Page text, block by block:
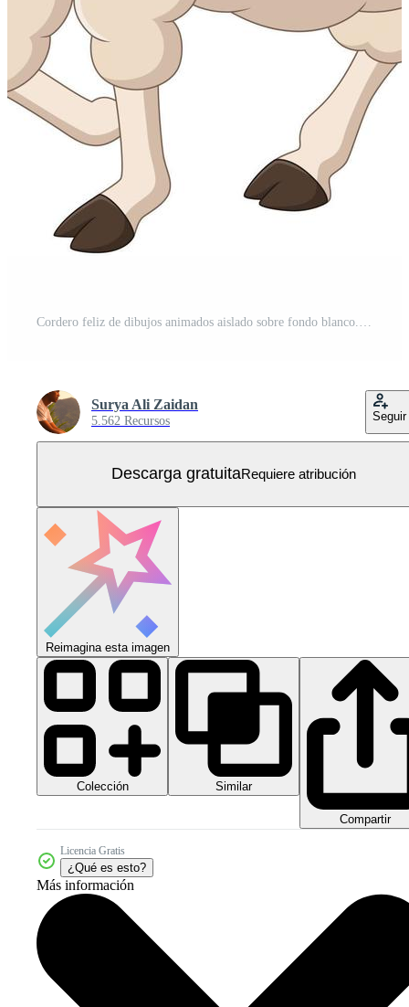
Surya Ali Zaidan
5.562 Recursos Seguir
Descarga gratuitaRequiere atribución
Reimagina esta imagen
Colección Similar
Compartir
Licencia Gratis
¿Qué es esto?
Más información